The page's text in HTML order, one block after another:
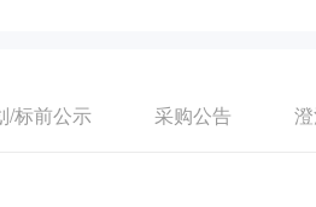
/标前公示 采购公告